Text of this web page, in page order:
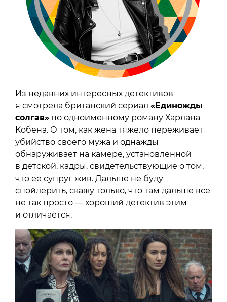
Из недавних интересных детективов
я смотрела британский сериал «Единожды
солгав» по одноименному роману Харлана
Кобена. О том, как жена тяжело переживает
убийство своего мужа и однажды
обнаруживает на камере, установленной
в детской, кадры, свидетельствующие о том,
что ее супруг жив. Дальше не буду
спойлерить, скажу только, что там дальше все
не так просто — хороший детектив этим
и отличается.